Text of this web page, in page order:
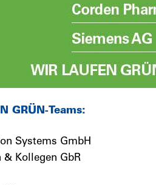
GRÜN-Teams:
Systems GmbH
& Kollegen GbR